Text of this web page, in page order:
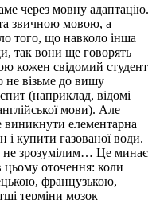
через мовну адаптацію.
звичною мовою, а
того, що навколо інша
так вони ще говорять
кожен свідомий студент
не візьме до вишу
(наприклад, відомі
мови). Але
виникнути елементарна
і купити газованої води.
не зрозумілим… Це минає
оточення: коли
французькою,
терміни мозок